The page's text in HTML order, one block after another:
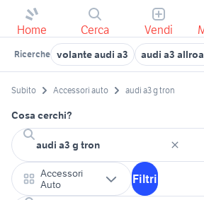
Home Cerca Vendi
Ricerche volante audi a3 audi a3
Subito Accessori auto audi a3 g tron
Cosa cerchi?
Accessori
Auto
Filtri